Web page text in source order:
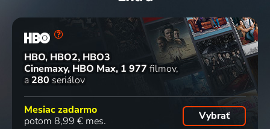
HBO, HBO2, HBO3
Cinemaxy, HBO Max 1 977 filmov
a 280 seriálov
Mesiac zadarmo
potom 8,99 € mes.
Vybrať